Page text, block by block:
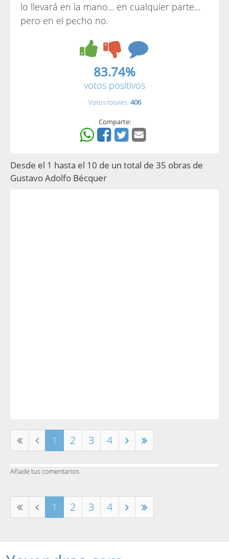
lo llevará en la mano... en cualquier parte...
pero en el pecho no.
83.74%
votos positivos
Votos totales: 406
Comparte:
Desde el 1 hasta el 10 de un total de 35 obras de
Gustavo Adolfo Bécquer
1 2 3 4
Añade tus comentarios
1 2 3 4